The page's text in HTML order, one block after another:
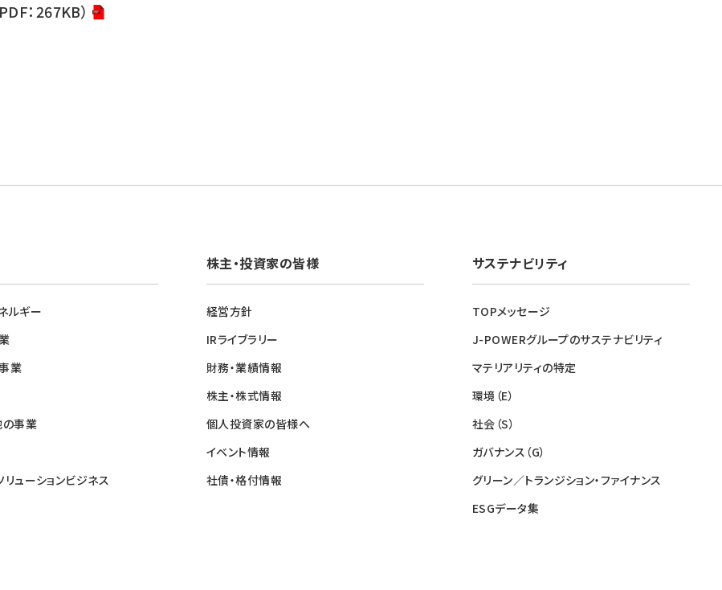
：267KB）
ルギー
業
の事業
リューションビジネス
株主・投資家の皆様
経営方針
IRライブラリー
財務・業績情報
株主・株式情報
個人投資家の皆様へ
イベント情報
社債・格付情報
サステナビリティ
TOPメッセージ
J-POWERグループのサステナビリティ
マテリアリティの特定
環境（E）
社会（S）
ガバナンス（G）
グリーン／トランジション・ファイナンス
ESGデータ集